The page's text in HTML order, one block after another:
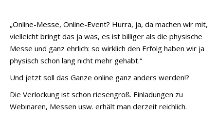
„Online-Messe, Online-Event? Hurra, ja, da machen wir mit,
vielleicht bringt das ja was, es ist billiger als die physische
Messe und ganz ehrlich: so wirklich den Erfolg haben wir ja
physisch schon lang nicht mehr gehabt.“
Und jetzt soll das Ganze online ganz anders werden!?
Die Verlockung ist schon riesengroß. Einladungen zu
Webinaren, Messen usw. erhält man derzeit reichlich.